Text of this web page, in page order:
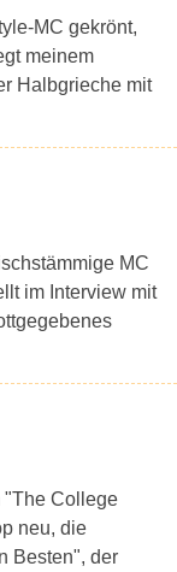
MC gekrönt,
meinem
Halbgrieche mit
MC
im Interview mit
"The College
neu, die
Besten", der